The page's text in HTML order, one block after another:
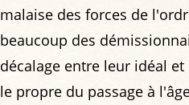
malaise des forces de
beaucoup des
décalage entre leur idéal
le propre du passage à